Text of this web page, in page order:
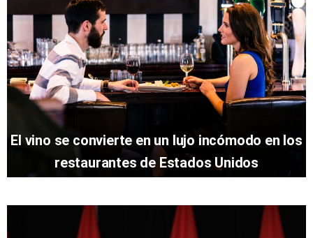
El vino se convierte en un lujo incómodo en los
restaurantes de Estados Unidos